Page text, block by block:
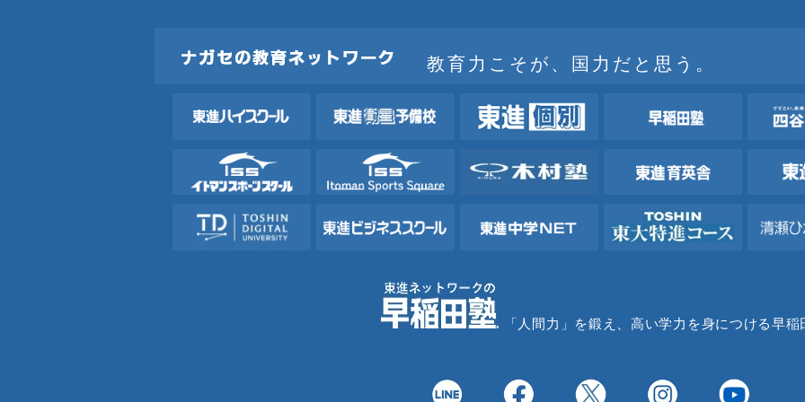
教育力こそが、国力だと思う。
「人間力」を鍛え、高い学力を身につける早稲